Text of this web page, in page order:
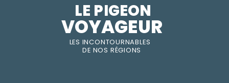
LES INCONTOURNABLES
DE NOS RÉGIONS
LE PIGEON
VOYAGEUR